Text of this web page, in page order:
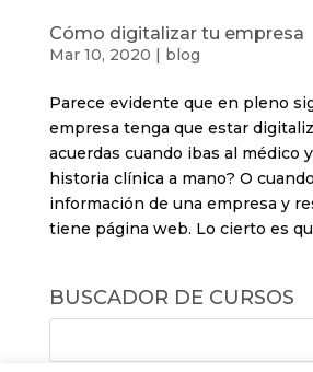
Cómo digitalizar tu empresa
Mar 10, 2020 | blog
Parece evidente que en pleno
empresa tenga que estar
acuerdas cuando ibas al médico
historia clínica a mano? O
información de una empresa y
tiene página web. Lo cierto es
BUSCADOR DE CURSOS